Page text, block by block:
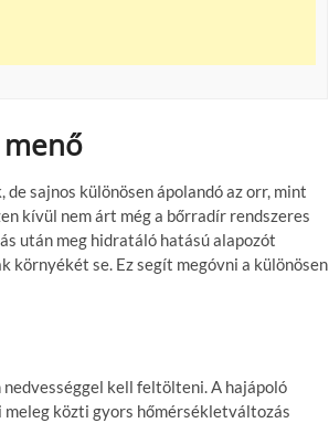
sajnos különösen ápolandó az orr, mint
kívül nem árt még a bőrradír rendszeres
után meg hidratáló hatású alapozót
se. Ez segít megóvni a különösen
nedvességgel kell feltölteni. A hajápoló
meleg közti gyors hőmérsékletváltozás